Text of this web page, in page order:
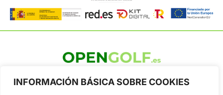
INFORMACIÓN BÁSICA SOBRE COOKIES
profesional y amateur, resultados en directo, vídeos, noticias,